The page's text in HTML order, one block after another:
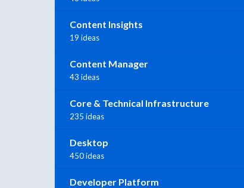
Content Insights
19 ideas
Content Manager
43 ideas
Core & Technical Infrastructure
235 ideas
Desktop
450 ideas
Developer Platform